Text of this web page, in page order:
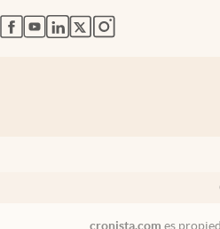
abre en nueva pestaña
abre en nueva pestaña
abre en nueva pestaña
abre en nueva pestaña
abre en nueva
cronista.com es